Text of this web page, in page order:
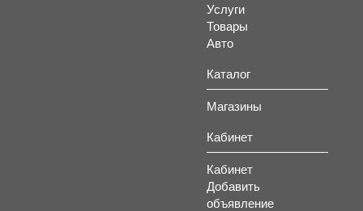
Услуги
Товары
Авто
Каталог
Магазины
Кабинет
Кабинет
Добавить
объявление